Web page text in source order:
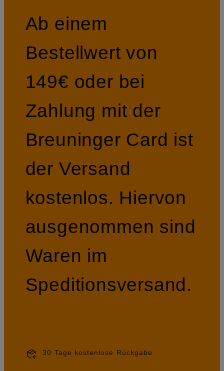
Ab einem
Bestellwert von
149€ oder bei
Zahlung mit der
Breuninger Card ist
der Versand
kostenlos. Hiervon
ausgenommen sind
Waren im
Speditionsversand.
30 Tage kostenlose Rückgabe